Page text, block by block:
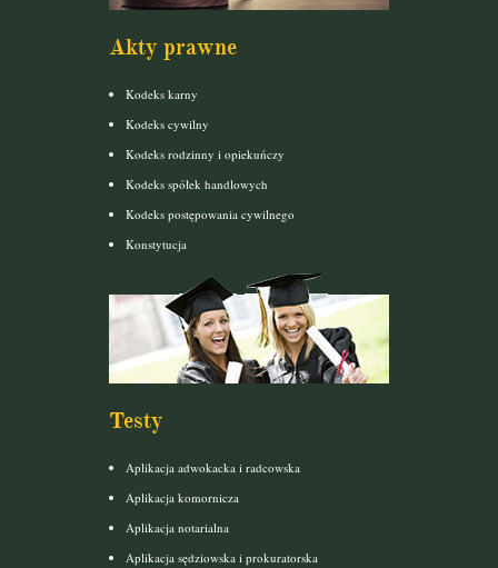
Akty prawne
Kodeks karny
Kodeks cywilny
Kodeks rodzinny i opiekuńczy
Kodeks spółek handlowych
Kodeks postępowania cywilnego
Konstytucja
Testy
Aplikacja adwokacka i radcowska
Aplikacja komornicza
Aplikacja notarialna
Aplikacja sędziowska i prokuratorska